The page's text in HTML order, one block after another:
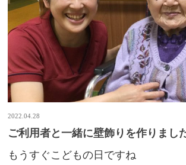
2022.04.28
ご利用者と一緒に壁飾りを作りまし
もうすぐこどもの日ですね